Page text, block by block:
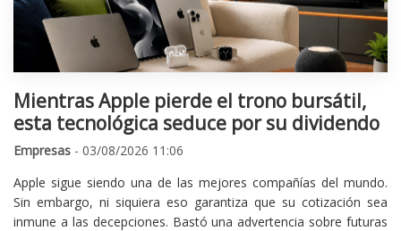
Mientras Apple pierde el trono bursátil,
esta tecnológica seduce por su dividendo
Empresas - 03/08/2026 11:06
Apple sigue siendo una de las mejores compañías del mundo.
Sin embargo, ni siquiera eso garantiza que su cotización sea
inmune a las decepciones. Bastó una advertencia sobre futuras